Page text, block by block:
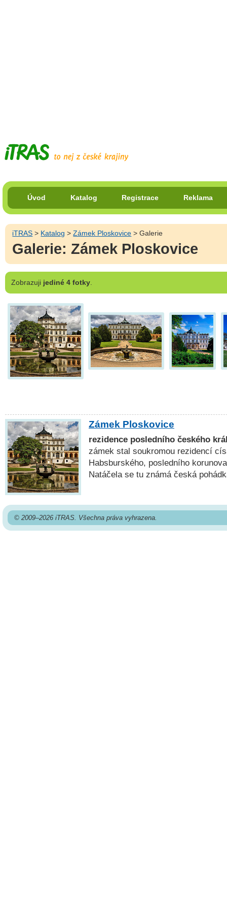
Úvod Katalog Registrace Reklama
iTRAS > Katalog >Zámek Ploskovice > Galerie
Galerie: Zámek Ploskovice
Zobrazuji jediné 4 fotky.
Zámek Ploskovice
rezidence posledního českého
zámek stal soukromou rezidencí
Habsburského, posledního
Natáčela se tu známá česká
© 2009–2026 iTRAS. Všechna práva vyhrazena.